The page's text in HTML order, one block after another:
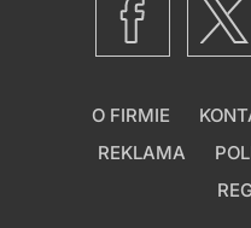
O FIRMIE
REKLAMA